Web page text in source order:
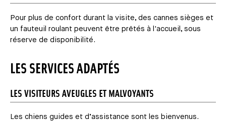
Pour plus de confort durant la visite, des cannes sièges et
un fauteuil roulant peuvent être prêtés à l'accueil, sous
réserve de disponibilité.
LES SERVICES ADAPTÉS
LES VISITEURS AVEUGLES ET MALVOYANTS
Les chiens guides et d’assistance sont les bienvenus.